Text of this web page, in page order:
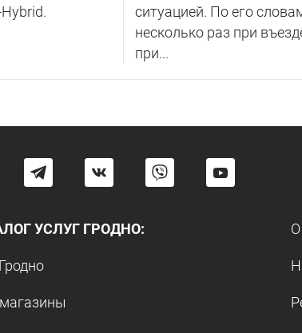
ситуацией. По его
несколько раз при
при...
УСЛУГ ГРОДНО: